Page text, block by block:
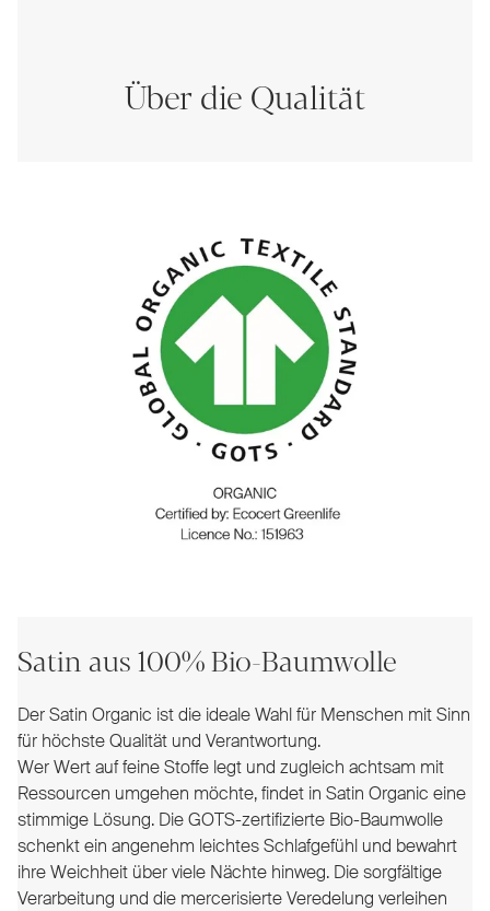
Über die Qualität
Satin aus 100% Bio-Baumwolle
Der Satin Organic ist die ideale Wahl für Menschen mit Sinn
für höchste Qualität und Verantwortung.
Wer Wert auf feine Stoffe legt und zugleich achtsam mit
Ressourcen umgehen möchte, findet in Satin Organic eine
stimmige Lösung. Die GOTS-zertifizierte Bio-Baumwolle
schenkt ein angenehm leichtes Schlafgefühl und bewahrt
ihre Weichheit über viele Nächte hinweg. Die sorgfältige
Verarbeitung und die mercerisierte Veredelung verleihen